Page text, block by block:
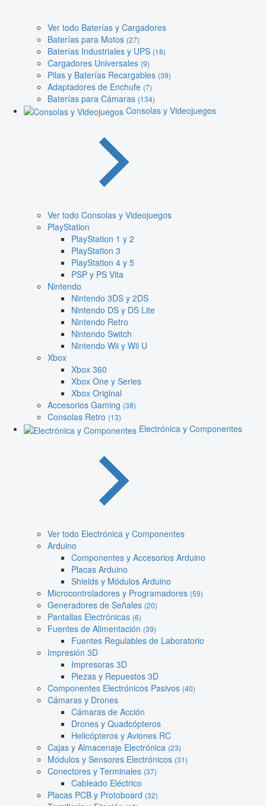
Ver todo Baterías y Cargadores
Baterías para Motos (27)
Baterías Industriales y UPS (18)
Cargadores Universales (9)
Pilas y Baterías Recargables (39)
Adaptadores de Enchufe (7)
Baterías para Cámaras (134)
Consolas y Videojuegos
Ver todo Consolas y Videojuegos
PlayStation
PlayStation 1 y 2
PlayStation 3
PlayStation 4 y 5
PSP y PS Vita
Nintendo
Nintendo 3DS y 2DS
Nintendo DS y DS Lite
Nintendo Retro
Nintendo Switch
Nintendo Wii y Wii U
Xbox
Xbox 360
Xbox One y Series
Xbox Original
Accesorios Gaming (38)
Consolas Retro (13)
Electrónica y Componentes
Ver todo Electrónica y Componentes
Arduino
Componentes y Accesorios Arduino
Placas Arduino
Shields y Módulos Arduino
Microcontroladores y Programadores (59)
Generadores de Señales (20)
Pantallas Electrónicas (6)
Fuentes de Alimentación (39)
Fuentes Regulables de Laboratorio
Impresión 3D
Impresoras 3D
Piezas y Repuestos 3D
Componentes Electrónicos Pasivos (40)
Cámaras y Drones
Cámaras de Acción
Drones y Quadcópteros
Helicópteros y Aviones RC
Cajas y Almacenaje Electrónica (23)
Módulos y Sensores Electrónicos (31)
Conectores y Terminales (37)
Cableado Eléctrico
Placas PCB y Protoboard (32)